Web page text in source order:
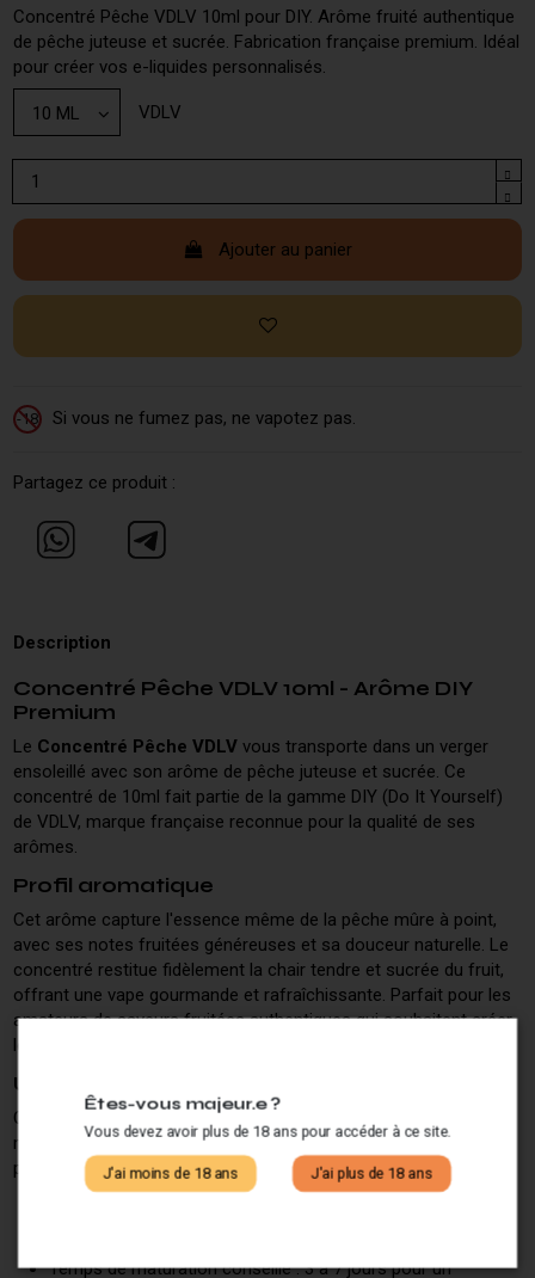
Concentré Pêche VDLV 10ml pour DIY. Arôme fruité authentique
de pêche juteuse et sucrée. Fabrication française premium. Idéal
pour créer vos e-liquides personnalisés.
VDLV
Ajouter au panier
-18 Si vous ne fumez pas, ne vapotez pas.
Partagez ce produit :
Description
Concentré Pêche VDLV 10ml - Arôme DIY
Premium
Le Concentré Pêche VDLV vous transporte dans un verger
ensoleillé avec son arôme de pêche juteuse et sucrée. Ce
concentré de 10ml fait partie de la gamme DIY (Do It Yourself)
de VDLV, marque française reconnue pour la qualité de ses
arômes.
Profil aromatique
Cet arôme capture l'essence même de la pêche mûre à point,
avec ses notes fruitées généreuses et sa douceur naturelle. Le
concentré restitue fidèlement la chair tendre et sucrée du fruit,
offrant une vape gourmande et rafraîchissante. Parfait pour les
amateurs de saveurs fruitées authentiques qui souhaitent créer
leurs propres recettes.
Utilisation et dosage
Ce concentré s'utilise pour la préparation de vos e-liquides
maison. Il se dilue dans une base neutre PG/VG selon vos
préférences :
Temps de maturation conseillé : 3 à 7 jours pour un
Êtes-vous majeur.e ?
Vous devez avoir plus de 18 ans pour accéder à ce site.
J'ai moins de 18 ans J'ai plus de 18 ans